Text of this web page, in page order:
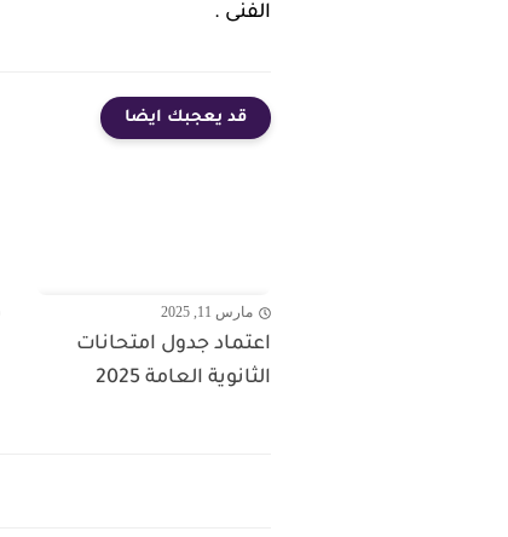
الفنى .
قد يعجبك ايضا
مارس 11, 2025
اعتماد جدول امتحانات
الثانوية العامة 2025